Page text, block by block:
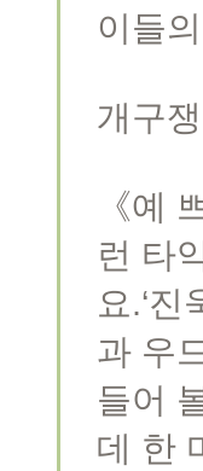
이들
개구
《예
런 타
요.‘
과 우
들어
데 한